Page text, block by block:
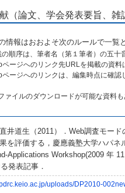
（論文、学会発表要旨、雑
報はおおよそ次のルールで一覧
の順序は、筆者名（第１筆者）の五十
ページへのリンク先URLを掲載の資料
ページへのリンクは、編集時点に確
ァイルのダウンロードが可能な資料も
井道生（2011）．Web調査モー
を評価する，慶應義塾大学ハパネ
Applications Workshop(2009 年
発表記事．
uploads/DP2010-